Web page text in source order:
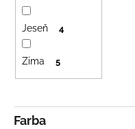
Farba
Jeseň 4
Zima 5